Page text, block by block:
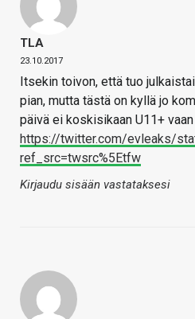
TLA
23.10.2017
Itsekin toivon, että tuo
pian, mutta tästä on kyllä jo
päivä ei koskisikaan U11+
https://twitter.com/evleaks/
ref_src=twsrc%5Etfw
Kirjaudu sisään vastataksesi